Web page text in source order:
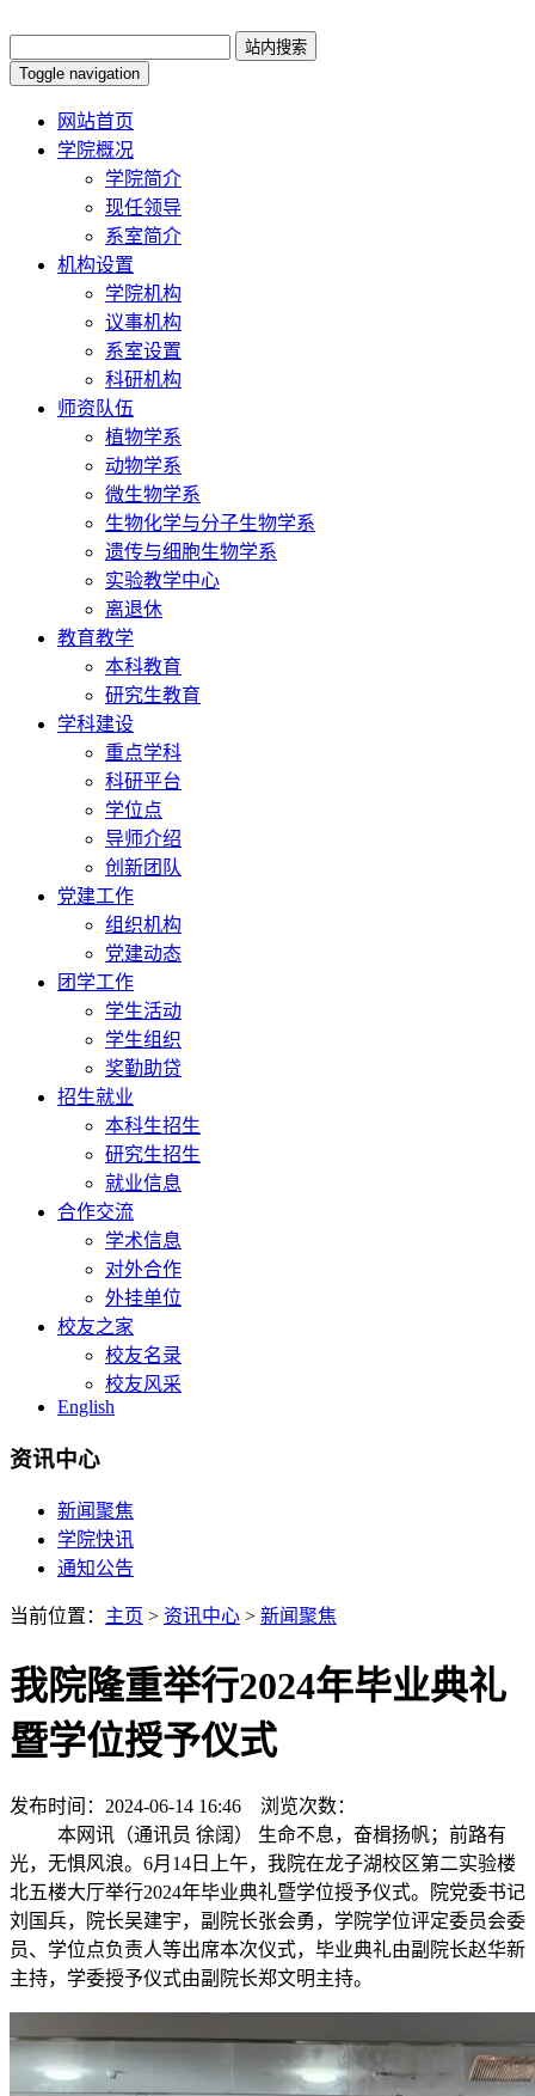
Toggle navigation
网站首页
学院概况
学院简介
现任领导
系室简介
机构设置
学院机构
议事机构
系室设置
科研机构
师资队伍
植物学系
动物学系
微生物学系
生物化学与分子生物学系
遗传与细胞生物学系
实验教学中心
离退休
教育教学
本科教育
研究生教育
学科建设
重点学科
科研平台
学位点
导师介绍
创新团队
党建工作
组织机构
党建动态
团学工作
学生活动
学生组织
奖勤助贷
招生就业
本科生招生
研究生招生
就业信息
合作交流
学术信息
对外合作
外挂单位
校友之家
校友名录
校友风采
English
资讯中心
新闻聚焦
学院快讯
通知公告
当前位置： 主页 > 资讯中心 > 新闻聚焦
我院隆重举行2024年毕业典礼
暨学位授予仪式
发布时间：2024-06-14 16:46 浏览次数：
本网讯（通讯员 徐阔） 生命不息，奋楫扬帆；前路有
光，无惧风浪。6月14日上午，我院在龙子湖校区第二实验楼
北五楼大厅举行2024年毕业典礼暨学位授予仪式。院党委书记
刘国兵，院长吴建宇，副院长张会勇，学院学位评定委员会委
员、学位点负责人等出席本次仪式，毕业典礼由副院长赵华新
主持，学委授予仪式由副院长郑文明主持。